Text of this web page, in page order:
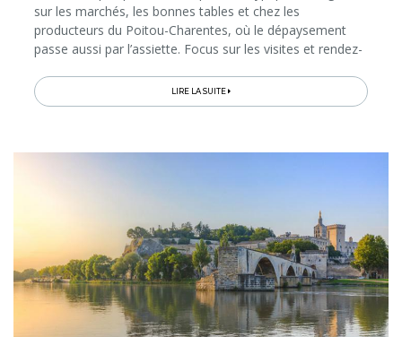
sur les marchés, les bonnes tables et chez les
producteurs du Poitou-Charentes, où le dépaysement
passe aussi par l’assiette. Focus sur les visites et rendez-
région atlantique pour découvrir ses spécialités du
terroir, dont la production (comme pour les huîtres et le
LIRE LA SUITE